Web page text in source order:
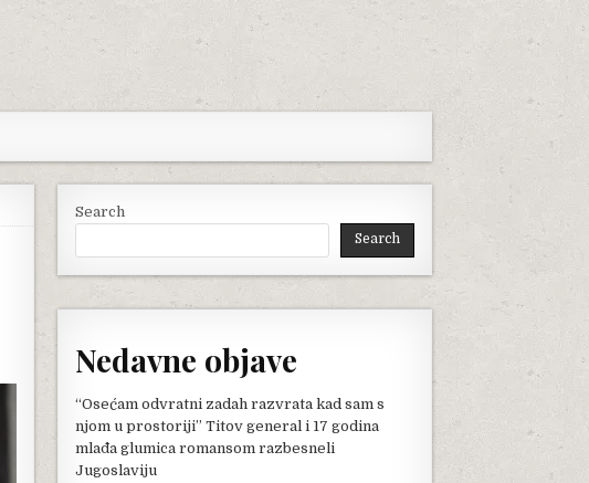
Search
Search
Nedavne objave
“Osećam odvratni zadah razvrata kad sam s
njom u prostoriji” Titov general i 17 godina
mlađa glumica romansom razbesneli
Jugoslaviju